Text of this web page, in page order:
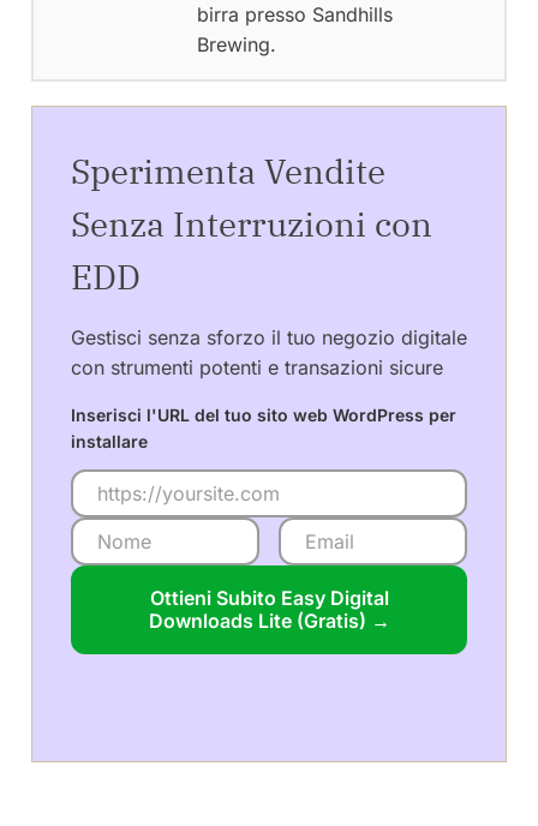
birra presso Sandhills
Brewing.
Sperimenta Vendite
Senza Interruzioni con
EDD
Gestisci senza sforzo il tuo negozio digitale
con strumenti potenti e transazioni sicure
Inserisci l'URL del tuo sito web WordPress per
installare
Ottieni Subito Easy Digital
Downloads Lite (Gratis) →